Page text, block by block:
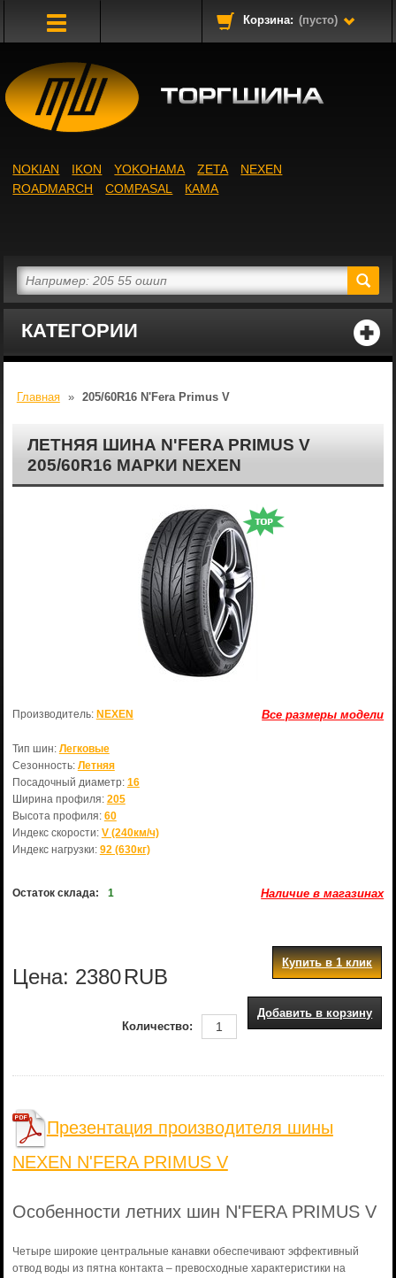
Корзина: (пусто)
КАТЕГОРИИ
NOKIAN IKON YOKOHAMA ZETA
NEXEN
ROADMARCH
COMPASAL КАМА
Главная » 205/60R16 N'Fera Primus V
ЛЕТНЯЯ ШИНА N'FERA PRIMUS V
205/60R16 МАРКИ NEXEN
Все размеры модели
Производитель: NEXEN
Тип шин: Легковые
Сезонность: Летняя
Посадочный диаметр: 16
Ширина профиля: 205
Высота профиля: 60
Индекс скорости: V (240км/ч)
Индекс нагрузки: 92 (630кг)
Остаток склада: 1 Наличие в магазинах
Цена: 2380RUB
Купить в 1 клик
Добавить в корзину
Количество:
Презентация производителя шины
NEXEN N'FERA PRIMUS V
Особенности летних шин N'FERA PRIMUS V
Четыре широкие центральные канавки обеспечивают эффективный
отвод воды из пятна контакта – превосходные характеристики на